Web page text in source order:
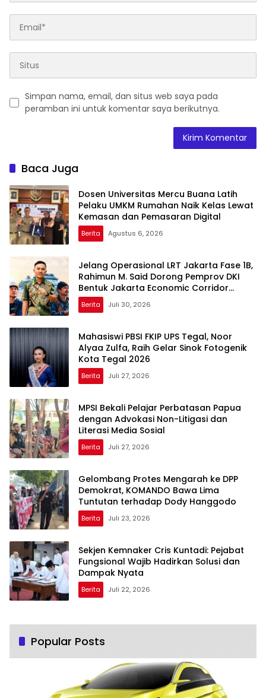
Simpan nama, email, dan situs web saya pada
peramban ini untuk komentar saya berikutnya.
Baca Juga
Dosen Universitas Mercu Buana Latih
Pelaku UMKM Rumahan Naik Kelas Lewat
Kemasan dan Pemasaran Digital
Berita Agustus 6, 2026
Jelang Operasional LRT Jakarta Fase 1B,
Rahimun M. Said Dorong Pemprov DKI
Bentuk Jakarta Economic Corridor
Initiative
Berita Juli 30, 2026
Mahasiswi PBSI FKIP UPS Tegal, Noor
Alyaa Zulfa, Raih Gelar Sinok Fotogenik
Kota Tegal 2026
Berita Juli 27, 2026
MPSI Bekali Pelajar Perbatasan Papua
dengan Advokasi Non-Litigasi dan
Literasi Media Sosial
Berita Juli 27, 2026
Gelombang Protes Mengarah ke DPP
Demokrat, KOMANDO Bawa Lima
Tuntutan terhadap Dody Hanggodo
Berita Juli 23, 2026
Sekjen Kemnaker Cris Kuntadi: Pejabat
Fungsional Wajib Hadirkan Solusi dan
Dampak Nyata
Berita Juli 22, 2026
Popular Posts